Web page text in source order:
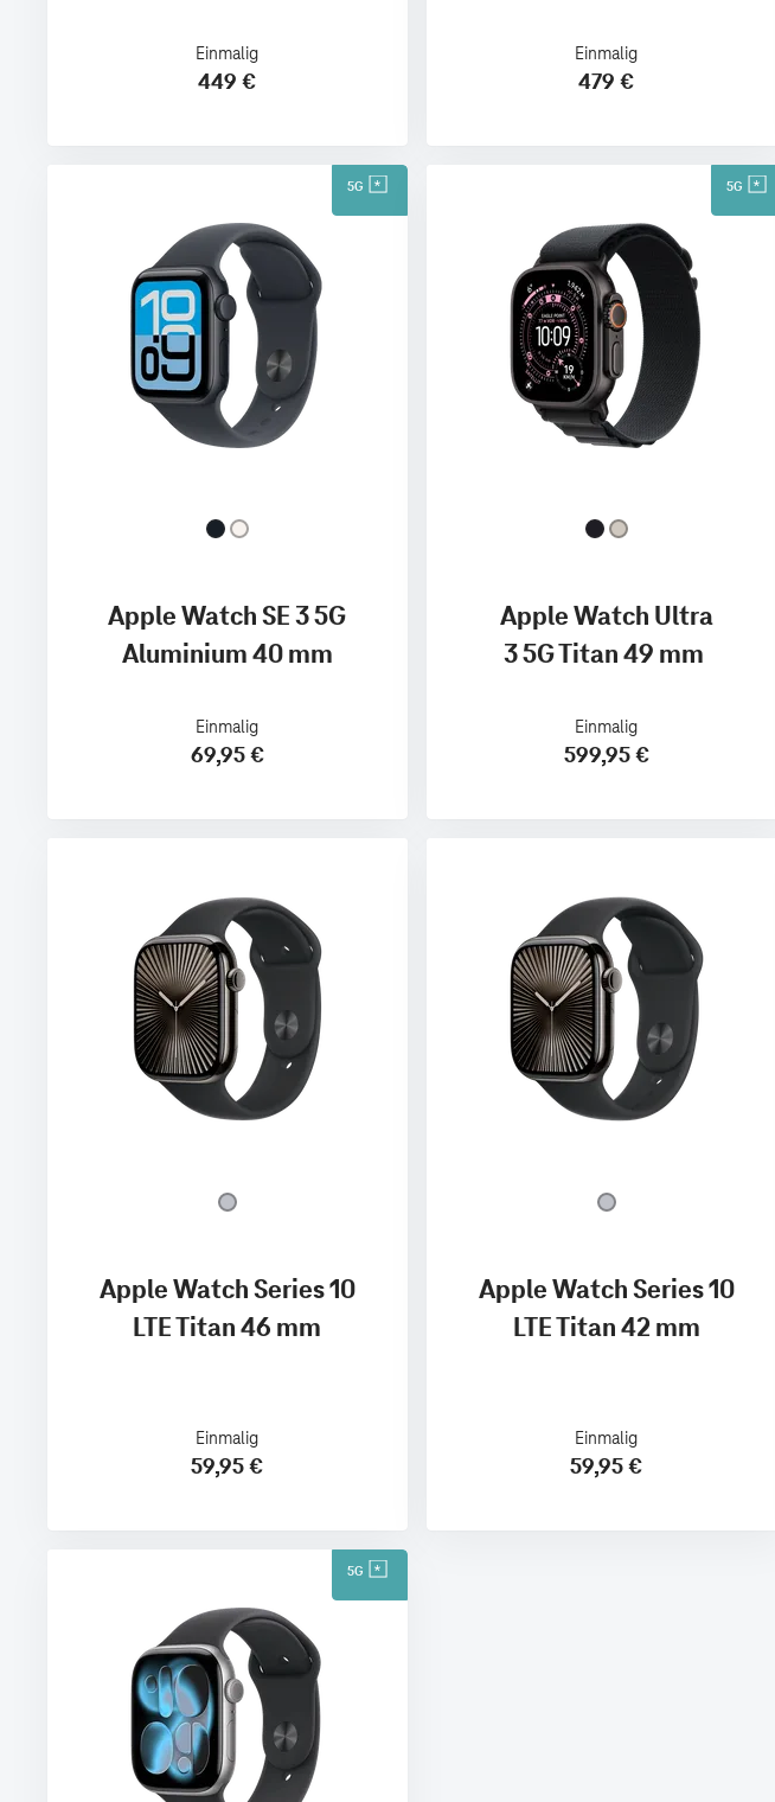
Einmalig
449 €
Einmalig
479 €
5G
Apple Watch SE 3 5G
Aluminium 40 mm
Einmalig
69,95 €
5G
Apple Watch Ultra
3 5G Titan 49 mm
Einmalig
599,95 €
Apple Watch Series 10
LTE Titan 46 mm
Einmalig
59,95 €
Apple Watch Series 10
LTE Titan 42 mm
Einmalig
59,95 €
5G